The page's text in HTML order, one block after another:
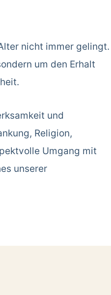
nicht immer gelingt.
um den Erhalt
und
Religion,
Umgang mit
unserer